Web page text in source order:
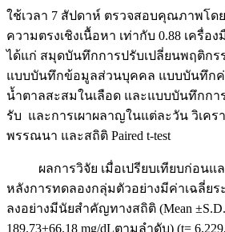
ใช้เวลา 7 สัปดาห์ ตรวจสอบคุณภาพโด
ความตรงเชิงเนื้อหา เท่ากับ 0.88 เครื่อ
ได้แก่ สมุดบันทึกการปรับเปลี่ยนพฤติก
แบบบันทึกข้อมูลส่วนบุคคล แบบบันทึกค่
น้ำตาลสะสมในเลือด และแบบบันทึกก
รับ และการเผาผลาญในแต่ละวัน วิเค
พรรณนา และสถิติ Paired t-test
ผลการวิจัย เมื่อเปรียบเทียบก่อนแล
หลังการทดลองกลุ่มตัวอย่างมีค่าเฉลี่ยร
ลงอย่างมีนัยสำคัญทางสถิติ (Mean ±S.D.
189.73±66.18 mg/dLตามลำดับ) (t=